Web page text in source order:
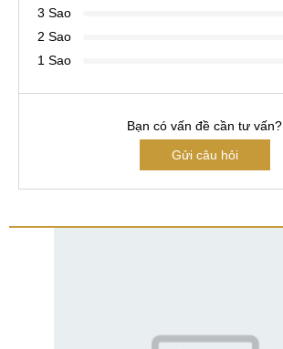
3 Sao
2 Sao
1 Sao
Bạn có vấn đề cần tư vấn?
Gửi câu hỏi